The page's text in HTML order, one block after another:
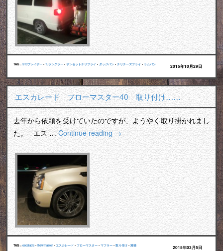
TAG : S10ブレイザー • TJラングラー • サンセットチリフライ • ダッジバン • チリチーズフライ • ラムバン 2015年10月29日
エスカレード フローマスター40 取り付け……
去年から依頼を受けていたのですが、ようやく取り掛かれまし
た。 エス …Continue reading→
TAG : escalade • flowmaster• エスカレード • フローマスター • マフラー • 取り付け • 溶接 2015年03月5日